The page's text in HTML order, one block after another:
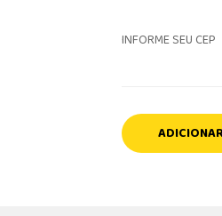
INFORME SEU CEP